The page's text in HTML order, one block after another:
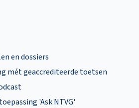
en dossiers
mét geaccrediteerde toetsen
'Ask NTVG'